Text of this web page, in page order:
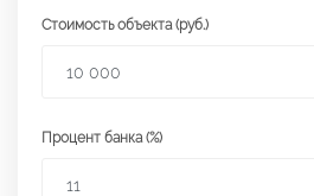
Стоимость объекта (руб.)
Процент банка (%)